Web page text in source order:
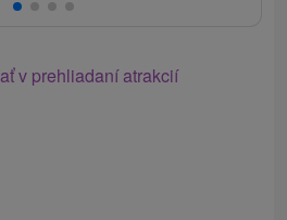
v prehliadaní atrakcií